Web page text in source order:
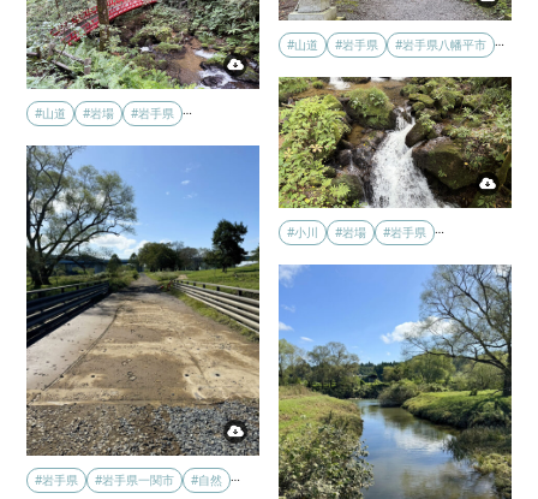
#山道 #岩手県 #岩手県八幡平市 …
#山道 #岩場 #岩手県 …
#小川 #岩場 #岩手県 …
#岩手県 #岩手県一関市 #自然 …